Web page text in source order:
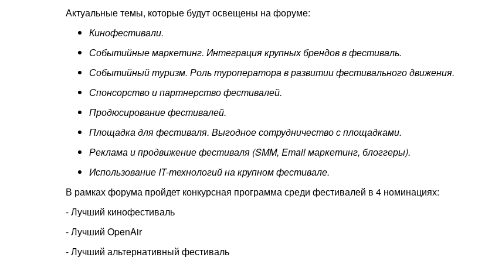
Актуальные темы, которые будут освещены на форуме:
Кинофестивали.
Событийные маркетинг. Интеграция крупных брендов в фестиваль.
Событийный туризм. Роль туроператора в развитии фестивального движения.
Спонсорство и партнерство фестивалей.
Продюсирование фестивалей.
Площадка для фестиваля. Выгодное сотрудничество с площадками.
Реклама и продвижение фестиваля (SMM, Email маркетинг, блоггеры).
Использование IT-технологий на крупном фестивале.
В рамках форума пройдет конкурсная программа среди фестивалей в 4 номинациях:
- Лучший кинофестиваль
- Лучший OpenAir
- Лучший альтернативный фестиваль